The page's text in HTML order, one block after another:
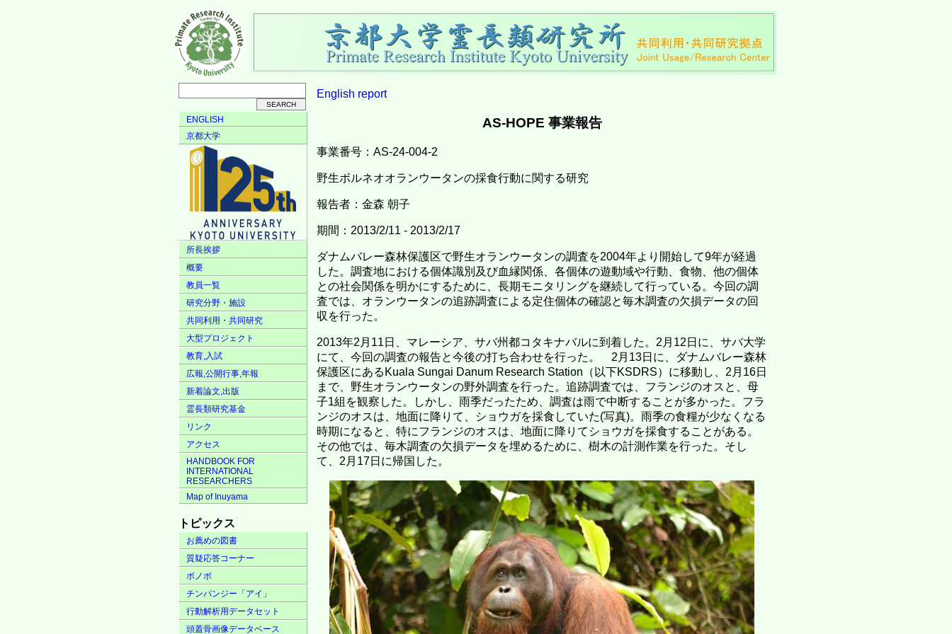
ENGLISH
京都大学
所長挨拶
概要
教員一覧
研究分野・施設
共同利用・共同研究
大型プロジェクト
教育,入試
広報,公開行事,年報
新着論文,出版
霊長類研究基金
リンク
アクセス
HANDBOOK FOR
INTERNATIONAL
RESEARCHERS
Map of Inuyama
トピックス
お薦めの図書
質疑応答コーナー
ボノボ
チンパンジー「アイ」
行動解析用データセット
頭蓋骨画像データベース
English report
AS-HOPE 事業報告
事業番号：AS-24-004-2
野生ボルネオオランウータンの採食行動に関する研究
報告者：金森 朝子
期間：2013/2/11 - 2013/2/17
ダナムバレー森林保護区で野生オランウータンの調査を2004年より開始して9年が経過
した。調査地における個体識別及び血縁関係、各個体の遊動域や行動、食物、他の個体
との社会関係を明かにするために、長期モニタリングを継続して行っている。今回の調
査では、オランウータンの追跡調査による定住個体の確認と毎木調査の欠損データの回
収を行った。
2013年2月11日、マレーシア、サバ州都コタキナバルに到着した。2月12日に、サバ大学
にて、今回の調査の報告と今後の打ち合わせを行った。 2月13日に、ダナムバレー森林
保護区にあるKuala Sungai Danum Research Station（以下KSDRS）に移動し、2月16日
まで、野生オランウータンの野外調査を行った。追跡調査では、フランジのオスと、母
子1組を観察した。しかし、雨季だったため、調査は雨で中断することが多かった。フラ
ンジのオスは、地面に降りて、ショウガを採食していた(写真)。雨季の食糧が少なくなる
時期になると、特にフランジのオスは、地面に降りてショウガを採食することがある。
その他では、毎木調査の欠損データを埋めるために、樹木の計測作業を行った。そし
て、2月17日に帰国した。